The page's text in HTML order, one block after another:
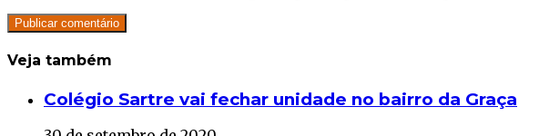
Veja também
CloseColégio Sartre vai fechar unidade no bairro da Graça